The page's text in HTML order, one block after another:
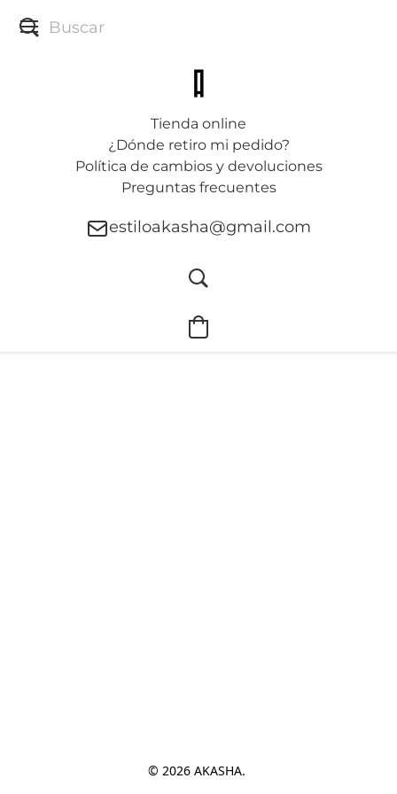
Tienda online
¿Dónde retiro mi pedido?
Política de cambios y devoluciones
Preguntas frecuentes
estiloakasha@gmail.com
© 2026 AKASHA.